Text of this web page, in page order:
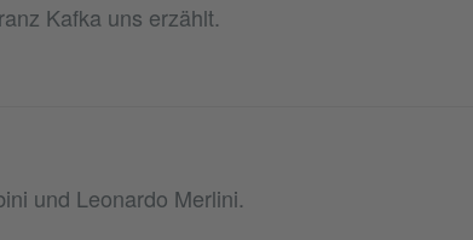
Kafka uns erzählt.
und Leonardo Merlini.